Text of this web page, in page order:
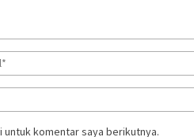
untuk komentar saya berikutnya.